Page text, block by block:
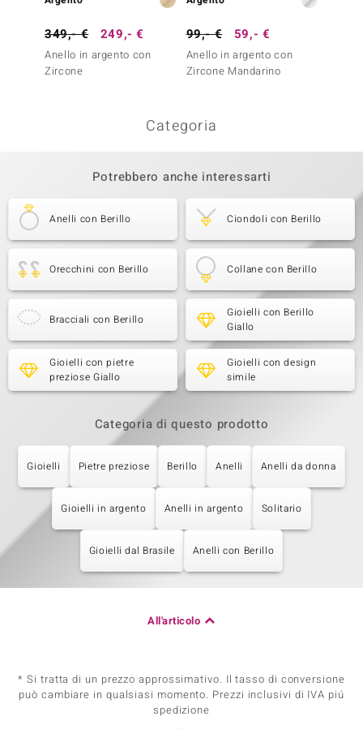
349,- € 249,- €
Anello in argento con
Zircone
99,- € 59,- €
Anello in argento con
Zircone Mandarino
Categoria
Potrebbero anche interessarti
Anelli con Berillo Ciondoli con Berillo
Orecchini con Berillo Collane con Berillo
Bracciali con Berillo
Gioielli con Berillo
Giallo
Gioielli con pietre
preziose Giallo
Gioielli con design
simile
Categoria di questo prodotto
Gioielli Pietre preziose Berillo Anelli Anelli da donna
Gioielli in argento Anelli in argento Solitario
Gioielli dal Brasile Anelli con Berillo
All'articolo
* Si tratta di un prezzo approssimativo. Il tasso di conversione
può cambiare in qualsiasi momento. Prezzi inclusivi di IVA piú
spedizione